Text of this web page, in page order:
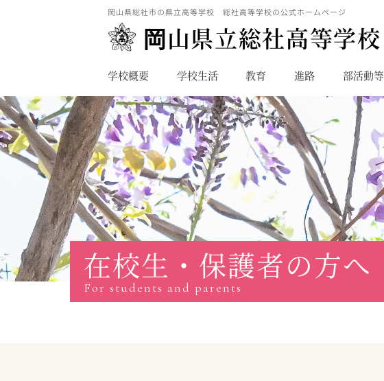
岡山県総社市の県立高等学校 総社高等学校の公式ホームページ
岡山県立総社高等学校
学校概要 学校生活 教育 進路 部活動等
在校生・保護者の方へ
For students and parents